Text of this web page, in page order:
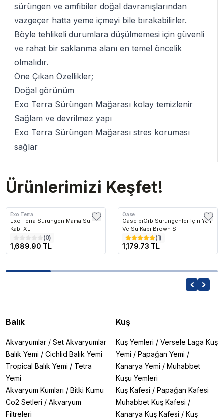
sürüngen ve amfibiler doğal davranışlarından
vazgeçer hatta yeme içmeyi bile bırakabilirler.
Böyle tehlikeli durumlara düşülmemesi için güvenli
ve rahat bir saklanma alanı en temel öncelik
olmalıdır.
Öne Çıkan Özellikler;
Doğal görünüm
Exo Terra Sürüngen Mağarası kolay temizlenir
Sağlam ve devrilmez yapı
Exo Terra Sürüngen Mağarası stres koruması
sağlar
Ürünlerimizi Keşfet!
Exo Terra
Exo Terra Sürüngen Mama Su
Kabı XL
(0)
1,689.90 TL
Oase
Oase biOrb Sürüngenler İçin Yem
Ve Su Kabı Brown S
(1)
1,179.73 TL
Balık
Akvaryumlar / Set Akvaryumlar
Balık Yemi / Cichlid Balık Yemi
Tropical Balık Yemi / Tetra
Yemi
Akvaryum Kumları / Bitki Kumu
Co2 Setleri / Akvaryum
Filtreleri
Kuş
Kuş Yemleri / Versele Laga Kuş
Yemi / Papağan Yemi /
Kanarya Yemi / Muhabbet
Kuşu Yemleri
Kuş Kafesi / Papağan Kafesi
Muhabbet Kuş Kafesi /
Kanarya Kuş Kafesi / Kuş